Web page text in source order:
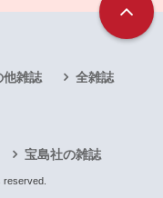
他雑誌 全雑誌
宝島社の雑誌
reserved.